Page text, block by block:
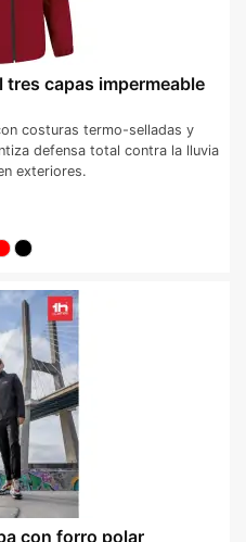
capas impermeable
costuras termo-selladas y
defensa total contra la lluvia
exteriores.
con forro polar